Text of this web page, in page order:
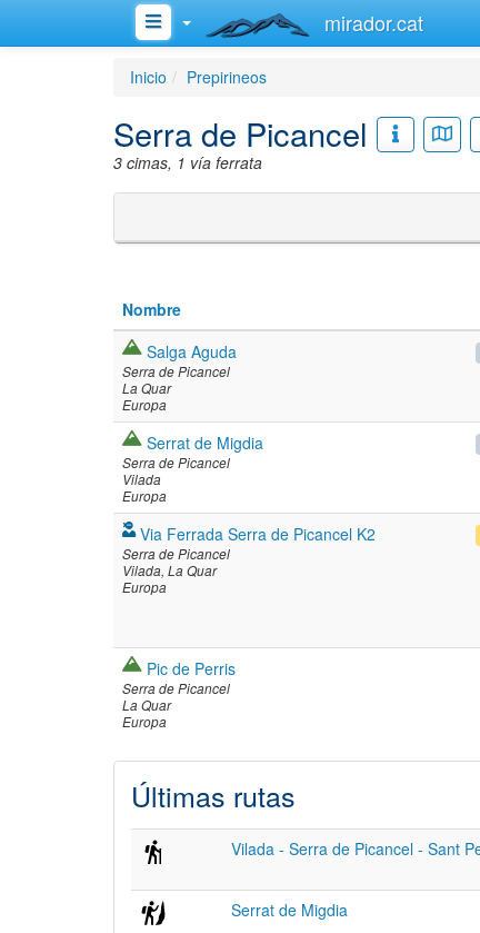
mirador.cat
Inicio Prepirineos
Serra de Picancel
3 cimas, 1 vía ferrata
Nombre
Salga Aguda
Serra de Picancel
La Quar
Europa
Serrat de Migdia
Serra de Picancel
Vilada
Europa
Via Ferrada Serra de Picancel K2
Serra de Picancel
Vilada La Quar
Europa
Pic de Perris
Serra de Picancel
La Quar
Europa
Últimas rutas
Vilada - Serra de Picancel - Sant
Serrat de Migdia